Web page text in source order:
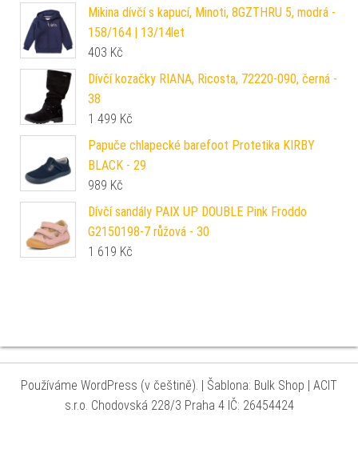
Mikina dívčí s kapucí, Minoti, 8GZTHRU 5, modrá -
158/164 | 13/14let
403 Kč
Dívčí kozačky RIANA, Ricosta, 72220-090, černá -
38
1 499 Kč
Papuče chlapecké barefoot Protetika KIRBY
BLACK - 29
989 Kč
Dívčí sandály PAIX UP DOUBLE Pink Froddo
G2150198-7 růžová - 30
1 619 Kč
Používáme WordPress (v češtině). | Šablona: Bulk Shop | ACIT
s.r.o. Chodovská 228/3 Praha 4 IČ: 26454424